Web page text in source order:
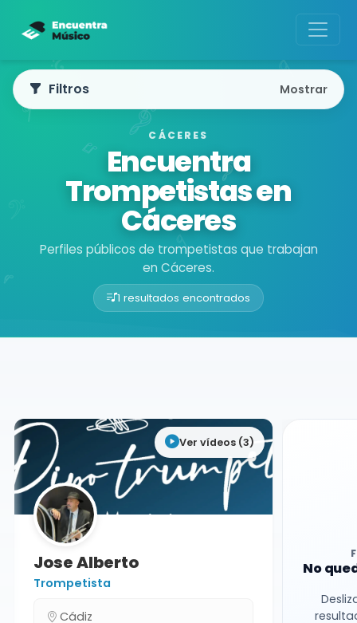
CÁCERES
Encuentra
Trompetistas en
Cáceres
Perfiles públicos de trompetistas que trabajan
en Cáceres.
1 resultados encontrados
Buscador de músicos
Filtros Mostrar
Ver vídeos (3)
Jose Alberto
Trompetista
Cádiz
No